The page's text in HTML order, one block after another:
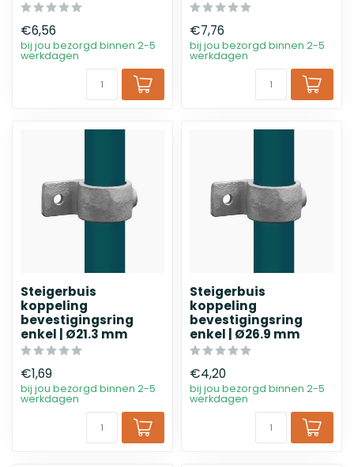
€6,56
bij jou bezorgd binnen 2-5
werkdagen
€7,76
bij jou bezorgd binnen 2-5
werkdagen
Steigerbuis
koppeling
bevestigingsring
enkel | Ø21.3 mm
€1,69
bij jou bezorgd binnen 2-5
werkdagen
Steigerbuis
koppeling
bevestigingsring
enkel | Ø26.9 mm
€4,20
bij jou bezorgd binnen 2-5
werkdagen